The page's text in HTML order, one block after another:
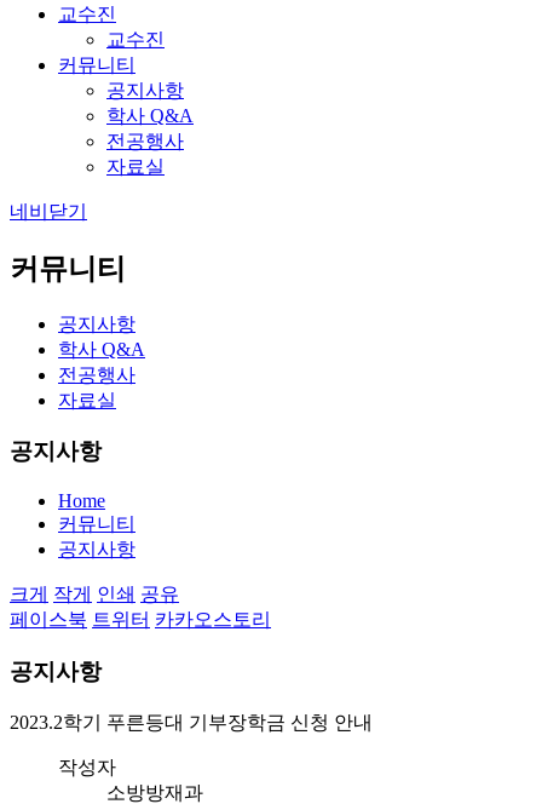
교수진
교수진
커뮤니티
공지사항
학사 Q&A
전공행사
자료실
네비닫기
커뮤니티
공지사항
학사 Q&A
전공행사
자료실
공지사항
Home
커뮤니티
공지사항
크게 작게 인쇄 공유
페이스북 트위터 카카오스토리
공지사항
2023.2학기 푸른등대 기부장학금 신청 안내
작성자
소방방재과